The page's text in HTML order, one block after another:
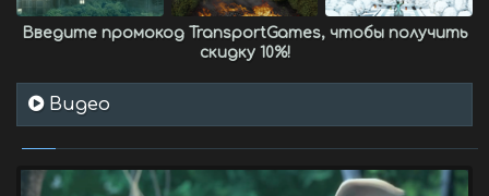
Введите промокод TransportGames, чтобы получить
скидку 10%!
Видео